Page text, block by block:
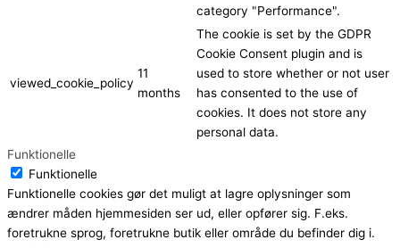
category "Performance".
viewed_cookie_policy
11
months
The cookie is set by the GDPR
Cookie Consent plugin and is
used to store whether or not user
has consented to the use of
cookies. It does not store any
personal data.
Funktionelle
Funktionelle
Funktionelle cookies gør det muligt at lagre oplysninger som
ændrer måden hjemmesiden ser ud, eller opfører sig. F.eks.
foretrukne sprog, foretrukne butik eller område du befinder dig i.